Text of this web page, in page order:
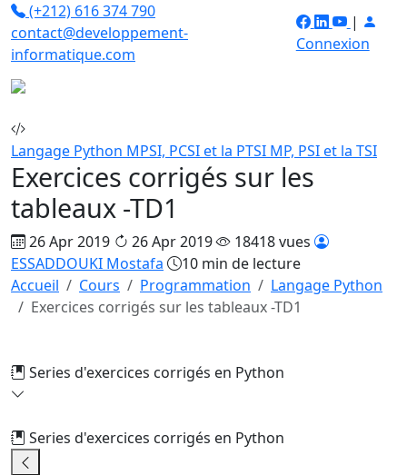
(+212) 616 374 790
contact@developpement-
informatique.com
|
Connexion
Langage Python MPSI, PCSI et la PTSI MP, PSI et la TSI
Exercices corrigés sur les
tableaux -TD1
26 Apr 2019 26 Apr 2019
18418 vues
ESSADDOUKI Mostafa
10 min de lecture
Accueil
Cours Programmation
Langage Python
Exercices corrigés sur les tableaux -TD1
Series d'exercices corrigés en Python
Series d'exercices corrigés en Python